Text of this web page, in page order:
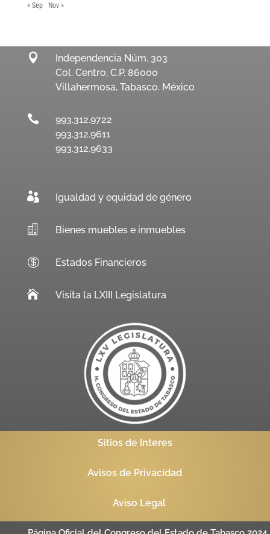
« Sep
Nov »

Independencia Núm. 303
Col. Centro, C.P. 86000
Villahermosa, Tabasco. México

993.312.9722
993.312.9611
993.312.9633
 Igualdad y equidad de género
 Bienes muebles e inmuebles
 Estados Financieros
 Visita la LXIII Legislatura
Sitios de Interes
Avisos de Privacidad
Aviso Legal